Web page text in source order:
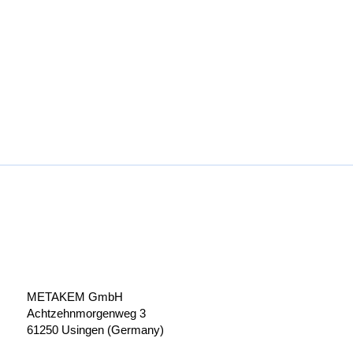
METAKEM GmbH
Achtzehnmorgenweg 3
61250 Usingen (Germany)